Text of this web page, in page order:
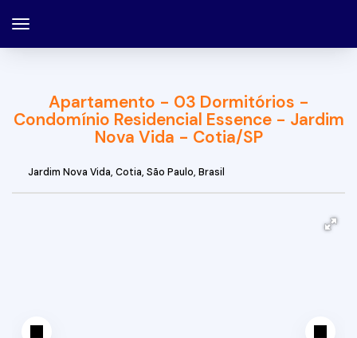
Apartamento - 03 Dormitórios -
Condomínio Residencial Essence - Jardim
Nova Vida - Cotia/SP
Jardim Nova Vida, Cotia, São Paulo, Brasil